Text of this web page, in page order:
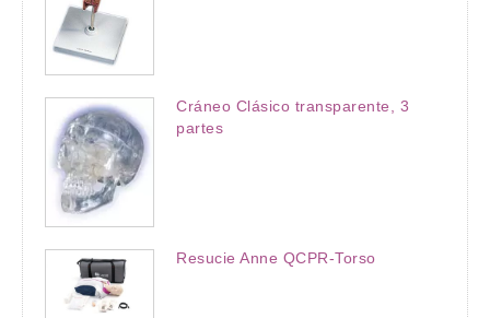
Cráneo Clásico transparente, 3
partes
Resucie Anne QCPR-Torso